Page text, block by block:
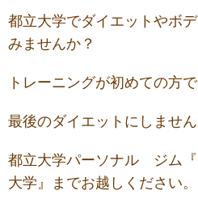
都立大学でダイエットやボ
みませんか？
トレーニングが初めての方
最後のダイエットにしません
都立大学パーソナル ジム
大学』までお越しください。